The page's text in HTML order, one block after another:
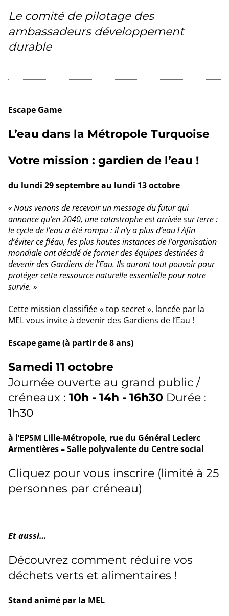
Le comité de pilotage des
ambassadeurs développement
durable
Escape Game
L’eau dans la Métropole Turquoise
Votre mission : gardien de l’eau !
du lundi 29 septembre au lundi 13 octobre
« Nous venons de recevoir un message du futur qui
annonce qu’en 2040, une catastrophe est arrivée sur terre :
le cycle de l’eau a été rompu : il n’y a plus d’eau ! Afin
d’éviter ce fléau, les plus hautes instances de l’organisation
mondiale ont décidé de former des équipes destinées à
devenir des Gardiens de l’Eau. Ils auront tout pouvoir pour
protéger cette ressource naturelle essentielle pour notre
survie. »
Cette mission classifiée « top secret », lancée par la
MEL vous invite à devenir des Gardiens de l’Eau !
Escape game (à partir de 8 ans)
Samedi 11 octobre
Journée ouverte au grand public /
créneaux : 10h - 14h - 16h30 Durée :
1h30
à l’EPSM Lille-Métropole, rue du Général Leclerc
Armentières – Salle polyvalente du Centre social
Cliquez pour vous inscrire (limité à 25
personnes par créneau)
Et aussi…
Découvrez comment réduire vos
déchets verts et alimentaires !
Stand animé par la MEL